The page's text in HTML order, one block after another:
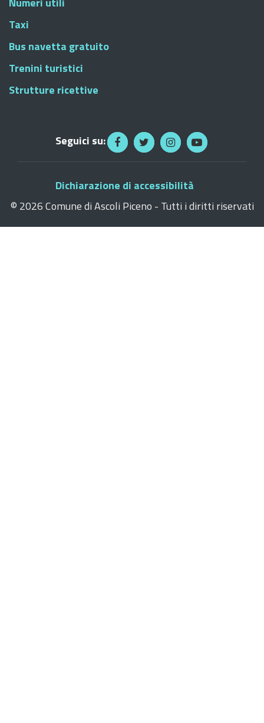
Taxi
Bus navetta gratuito
Trenini turistici
Strutture ricettive
Seguici su:
Dichiarazione di accessibilità
© 2026 Comune di Ascoli Piceno - Tutti i diritti riservati